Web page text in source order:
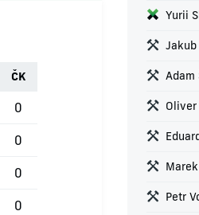
ČK
0
0
0
0
Yurii
Jakub
Adam
Petr